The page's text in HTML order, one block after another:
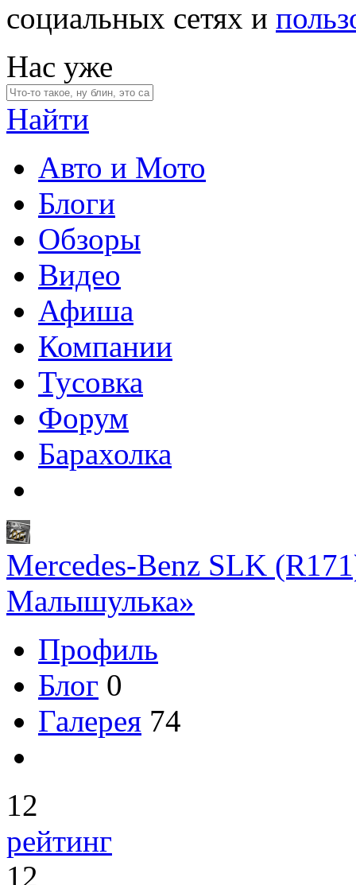
социальных сетях и
Нас уже
Найти
Авто и Мото
Блоги
Обзоры
Видео
Афиша
Компании
Тусовка
Форум
Барахолка
Mercedes-Benz SLK
Малышулька»
Профиль
Блог 0
Галерея 74
12
рейтинг
12